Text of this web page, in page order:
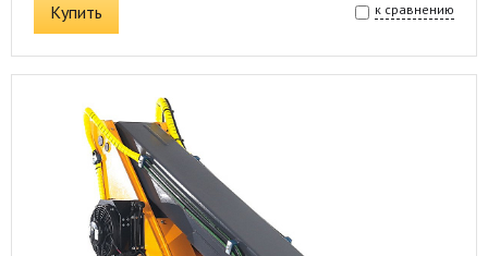
Купить к сравнению